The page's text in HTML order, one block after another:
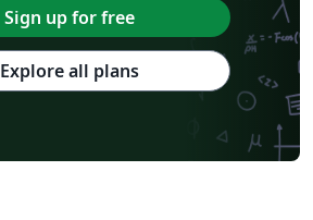
Sign up for free
Explore all plans